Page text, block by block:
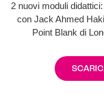
2 nuovi moduli
con Jack Ahmed
Point Blank di